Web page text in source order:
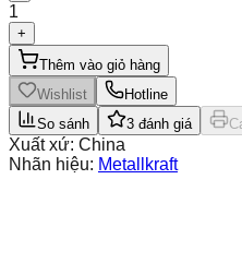
1
+
Thêm vào giỏ hàng
Wishlist
Hotline
So sánh
3 đánh giá
Xuất xứ: China
Nhãn hiệu: Metallkraft